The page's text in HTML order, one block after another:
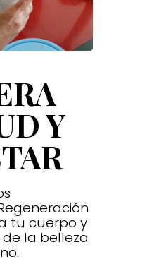
Y
tu cuerpo y
la belleza